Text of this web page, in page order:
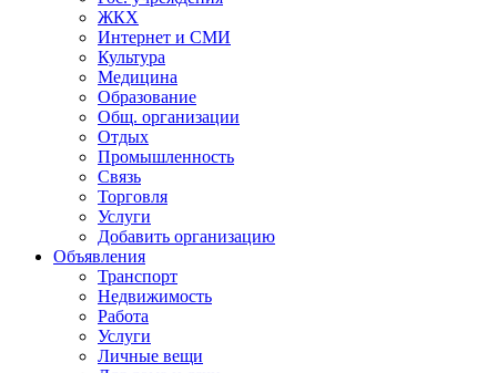
ЖКХ
Интернет и СМИ
Культура
Медицина
Образование
Общ. организации
Отдых
Промышленность
Связь
Торговля
Услуги
Добавить организацию
Объявления
Транспорт
Недвижимость
Работа
Услуги
Личные вещи